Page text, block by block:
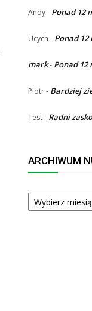
Andy- Ponad 12
Ucych - Ponad
mark- Ponad
Piotr- Bardziej
Test- Radni
ARCHIWUM
ARCHIWUM
NUMERÓW